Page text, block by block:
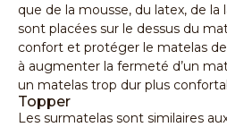
que de la mousse, du latex, de la
sont placées sur le dessus du
confort et protéger le matelas
à augmenter la fermeté d’un
un matelas trop dur plus
Topper
Les surmatelas sont similaires